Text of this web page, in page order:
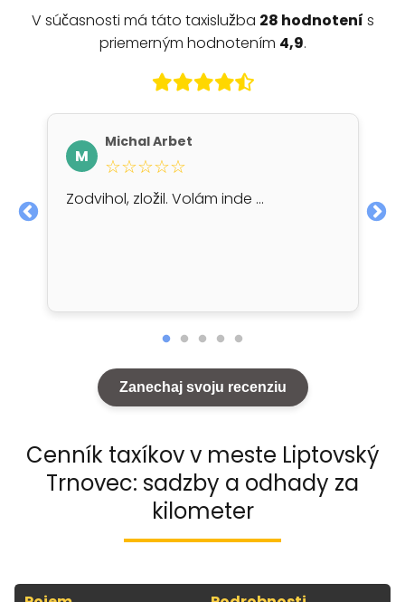
V súčasnosti má táto taxislužba 28 hodnotení s
priemerným hodnotením 4,9.
M
Michal Arbet
☆☆☆☆☆
Zodvihol, zložil. Volám inde ...
Zanechaj svoju recenziu
Cenník taxíkov v meste Liptovský
Trnovec: sadzby a odhady za
kilometer